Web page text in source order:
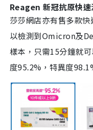
Reagen 新冠抗原快速
莎莎網店亦有售多款
以檢測到Omicron及
樣本，只需15分鐘就
度95.2%，特異度